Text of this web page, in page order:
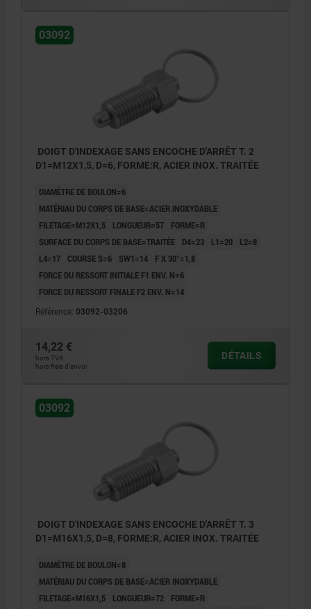
03092
DOIGT D'INDEXAGE SANS ENCOCHE D'ARRÊT T. 2
D1=M12X1,5, D=6, FORME:R, ACIER INOX. TRAITÉE
DIAMÈTRE DE BOULON=6
MATÉRIAU DU CORPS DE BASE=ACIER INOXYDABLE
FILETAGE=M12X1,5
LONGUEUR=57
FORME=R
SURFACE DU CORPS DE BASE=TRAITÉE
D4=23 L1=20
L2=8
L4=17
COURSE S=6 SW1=14
F X 30°=1,8
FORCE DU RESSORT INITIALE F1 ENV. N=6
FORCE DU RESSORT FINALE F2 ENV. N=14
Référence: 03092-03206
14,22 €
hors TVA
hors frais d’envoi
DÉTAILS
03092
DOIGT D'INDEXAGE SANS ENCOCHE D'ARRÊT T. 3
D1=M16X1,5, D=8, FORME:R, ACIER INOX. TRAITÉE
DIAMÈTRE DE BOULON=8
MATÉRIAU DU CORPS DE BASE=ACIER INOXYDABLE
FILETAGE=M16X1,5
LONGUEUR=72
FORME=R